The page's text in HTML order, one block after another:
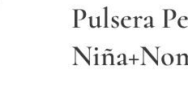
Pulsera